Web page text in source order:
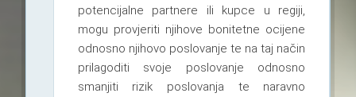
potencijalne partnere ili kupce u regiji,
mogu provjeriti njihove bonitetne ocijene
odnosno njihovo poslovanje te na taj način
prilagoditi svoje poslovanje odnosno
smanjiti rizik poslovanja te naravno